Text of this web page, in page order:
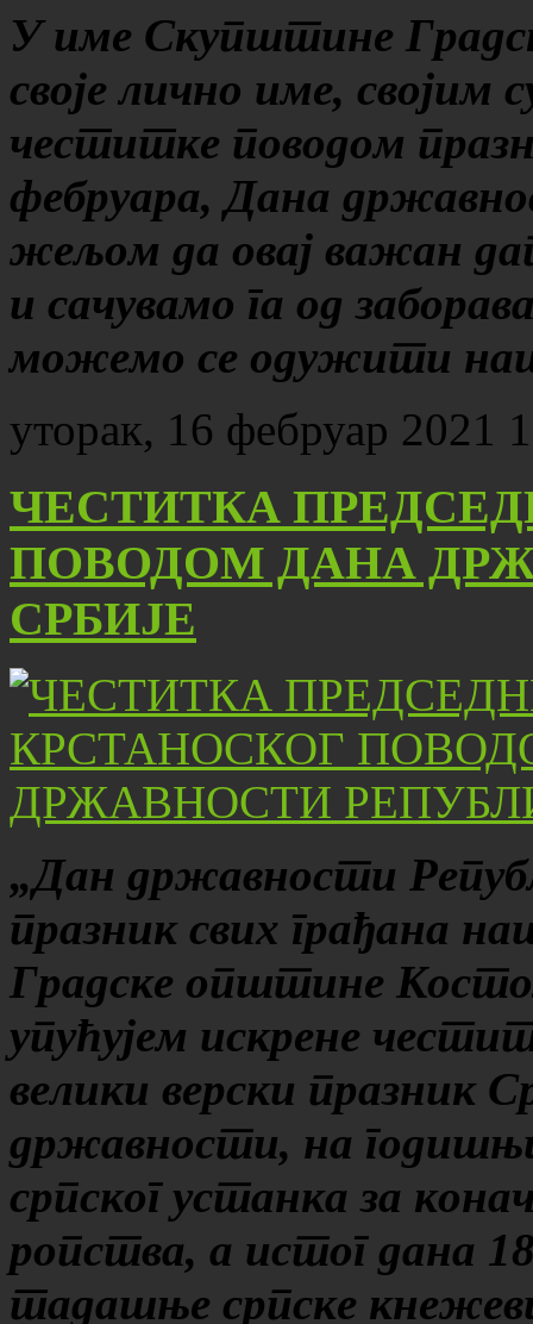
У име Скупштине
своје лично име, својим
честитке поводом
фебруара, Дана
жељом да овај важан
и сачувамо га од
можемо се одужити
уторак, 16 фебруар 2021
ЧЕСТИТКА
ПОВОДОМ ДАНА
СРБИЈЕ
„Дан државности
празник свих грађана
Градске општине
упућујем искрене
велики верски празник
државности, на
српског устанка за
ропства, а истог дана
тадашње српске